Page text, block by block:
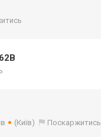
(Київ) Поскаржитись